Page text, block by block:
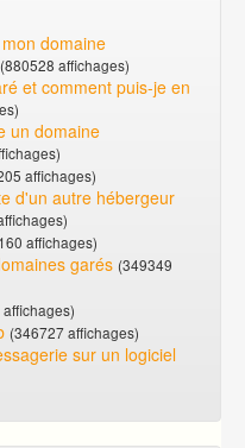
domaine
(880528 affichages)
et comment puis-je en
un domaine
affichages)
d'un autre hébergeur
affichages)
garés (349349
(346727 affichages)
sur un logiciel